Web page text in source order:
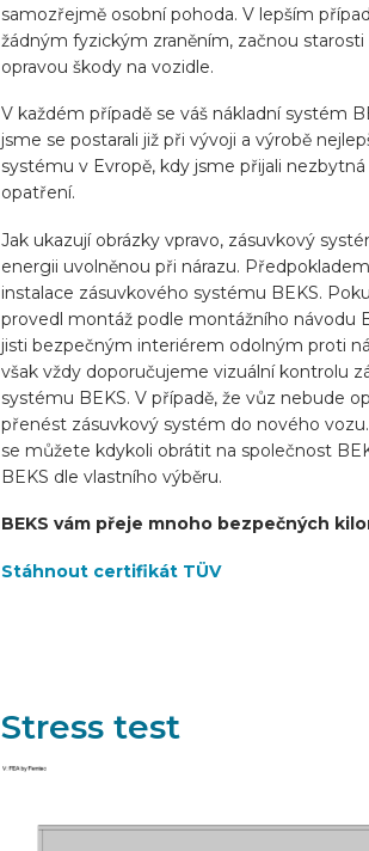
samozřejmě osobní pohoda. V lepším
žádným fyzickým zraněním, začnou starosti
opravou škody na vozidle.
V každém případě se váš nákladní systém
jsme se postarali již při vývoji a výrobě
systému v Evropě, kdy jsme přijali
opatření.
Jak ukazují obrázky vpravo, zásuvkový
energii uvolněnou při nárazu.
instalace zásuvkového systému BEKS.
provedl montáž podle montážního návodu
jisti bezpečným interiérem odolným proti
však vždy doporučujeme vizuální kontrolu
systému BEKS. V případě, že vůz nebude
přenést zásuvkový systém do nového
se můžete kdykoli obrátit na společnost
BEKS dle vlastního výběru.
BEKS vám přeje mnoho bezpečných
Stáhnout certifikát TÜV
Stress test